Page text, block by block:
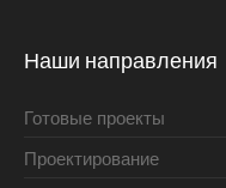
Наши направления
Готовые проекты
Проектирование